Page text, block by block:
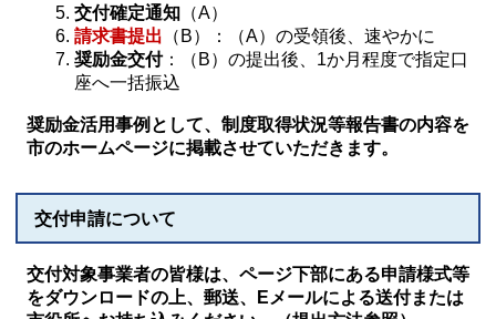
交付確定通知 （A）
請求書提出 （B）：（A）の受領後、速やかに
奨励金交付：（B）の提出後、1か月程度で指定口
座へ一括振込
奨励金活用事例として、制度取得状況等報告書の内容を
市のホームページに掲載させていただきます。
交付申請について
交付対象事業者の皆様は、ページ下部にある申請様式等
をダウンロードの上、郵送、Eメールによる送付または